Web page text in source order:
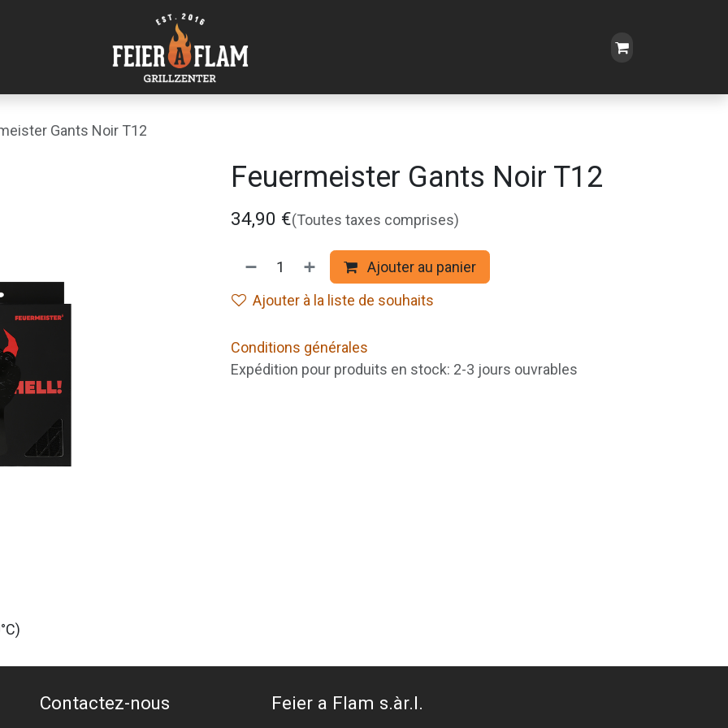
Gants Noir T12
Feuermeister Gants Noir T12
34,90 €(Toutes taxes comprises)
Ajouter au panier
Ajouter à la liste de souhaits
Conditions générales
Expédition pour produits en stock: 2-3 jours ouvrables
Contactez-nous Feier a Flam s.àr.l.